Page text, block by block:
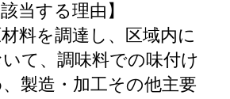
当する理由】
料を調達し、区域内に
て、調味料での味付け
製造・加工その他主要